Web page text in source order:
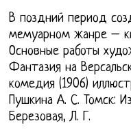
В поздний период
мемуарном жанре –
Основные работы
Фантазия на
комедия (1906)
Пушкина А. С. Томск:
Березовая, Л. Г.